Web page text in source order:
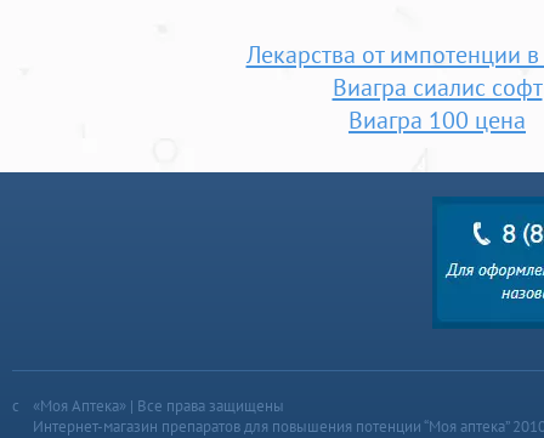
Лекарства от импотенции в
Виагра сиалис софт
Виагра 100 цена
«Моя Аптека» | Все права защищены
Интернет-магазин препаратов для повышения потенции “Моя аптека”